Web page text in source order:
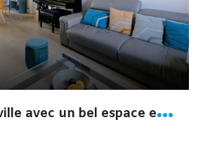
M
aison de ville avec un bel espace extérieur – Centre-ville Fontenay-aux-Roses Proche RER B